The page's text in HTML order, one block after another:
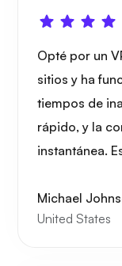
Opté por un
sitios y ha
tiempos de
rápido, y la
instantánea.
Michael
United States